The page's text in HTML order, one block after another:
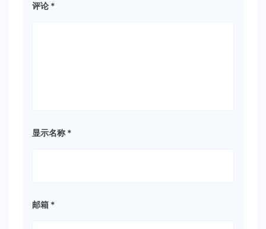
评论 *
显示名称 *
邮箱 *